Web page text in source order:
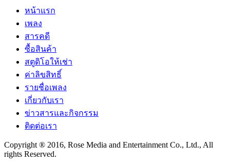
หน้าแรก
เพลง
สารคดี
ซื้อสินค้า
สตูดิโอให้เช่า
ค่าลิขสิทธิ์
รายชื่อเพลง
เกี่ยวกับเรา
ข่าวสารและกิจกรรม
ติดต่อเรา
Copyright ® 2016, Rose Media and Entertainment Co., Ltd., All
rights Reserved.